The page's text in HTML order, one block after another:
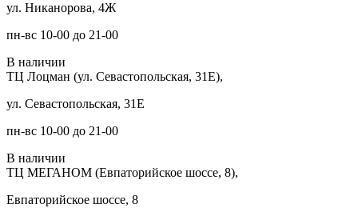
ул. Никанорова, 4Ж
пн-вс 10-00 до 21-00
В наличии
ТЦ Лоцман (ул. Севастопольская, 31Е),
ул. Севастопольская, 31Е
пн-вс 10-00 до 21-00
В наличии
ТЦ МЕГАНОМ (Евпаторийское шоссе, 8),
Евпаторийское шоссе, 8